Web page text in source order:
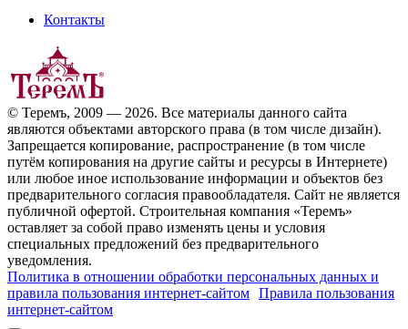
Контакты
© Теремъ, 2009 — 2026. Все материалы данного сайта
являются объектами авторского права (в том числе дизайн).
Запрещается копирование, распространение (в том числе
путём копирования на другие сайты и ресурсы в Интернете)
или любое иное использование информации и объектов без
предварительного согласия правообладателя. Cайт не является
публичной офертой. Строительная компания «Теремъ»
оставляет за собой право изменять цены и условия
специальных предложений без предварительного
уведомления.
Политика в отношении обработки персональных данных и
правила пользования интернет-сайтом Правила пользования
интернет-сайтом